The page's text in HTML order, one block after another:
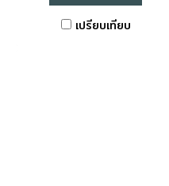
เปรียบเทียบ